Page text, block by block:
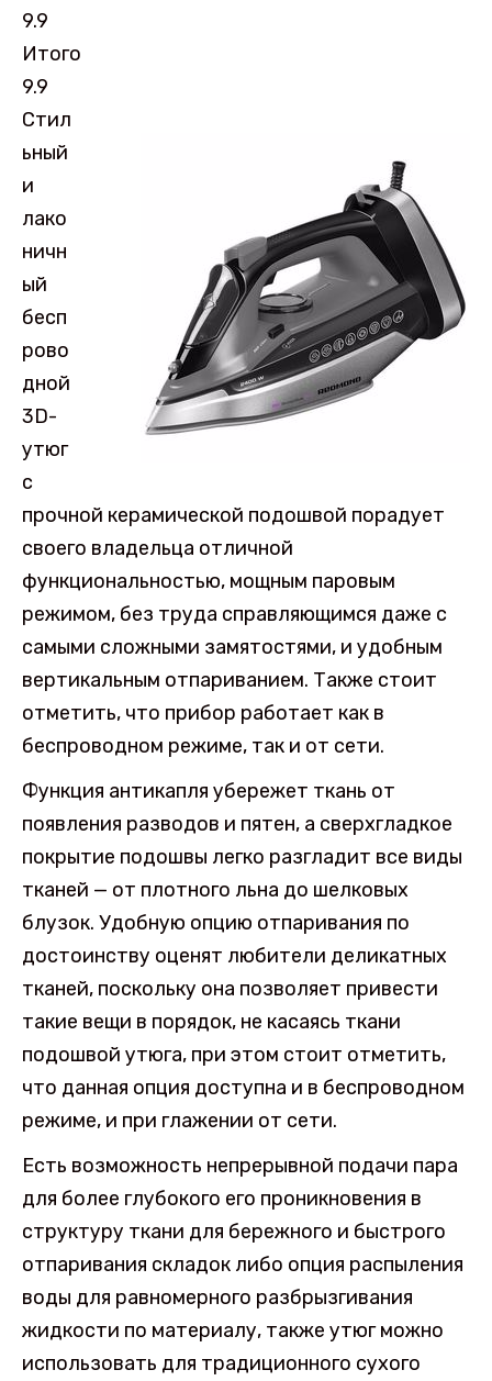
9.9
Итого
9.9
Стил
ьный
и
лако
ничн
ый
бесп
рово
дной
3D-
утюг
с
прочной керамической подошвой порадует
своего владельца отличной
функциональностью, мощным паровым
режимом, без труда справляющимся даже с
самыми сложными замятостями, и удобным
вертикальным отпариванием. Также стоит
отметить, что прибор работает как в
беспроводном режиме, так и от сети.
Функция антикапля убережет ткань от
появления разводов и пятен, а сверхгладкое
покрытие подошвы легко разгладит все виды
тканей — от плотного льна до шелковых
блузок. Удобную опцию отпаривания по
достоинству оценят любители деликатных
тканей, поскольку она позволяет привести
такие вещи в порядок, не касаясь ткани
подошвой утюга, при этом стоит отметить,
что данная опция доступна и в беспроводном
режиме, и при глажении от сети.
Есть возможность непрерывной подачи пара
для более глубокого его проникновения в
структуру ткани для бережного и быстрого
отпаривания складок либо опция распыления
воды для равномерного разбрызгивания
жидкости по материалу, также утюг можно
использовать для традиционного сухого